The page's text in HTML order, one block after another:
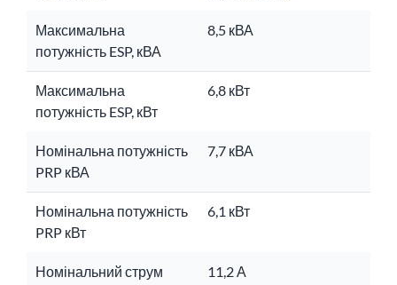
Максимальна
потужність ESP, кВА
8,5 кВА
Максимальна
потужність ESP, кВт
6,8 кВт
Номінальна потужність
PRP кВА
7,7 кВА
Номінальна потужність
PRP кВт
6,1 кВт
Номінальний струм 11,2 А